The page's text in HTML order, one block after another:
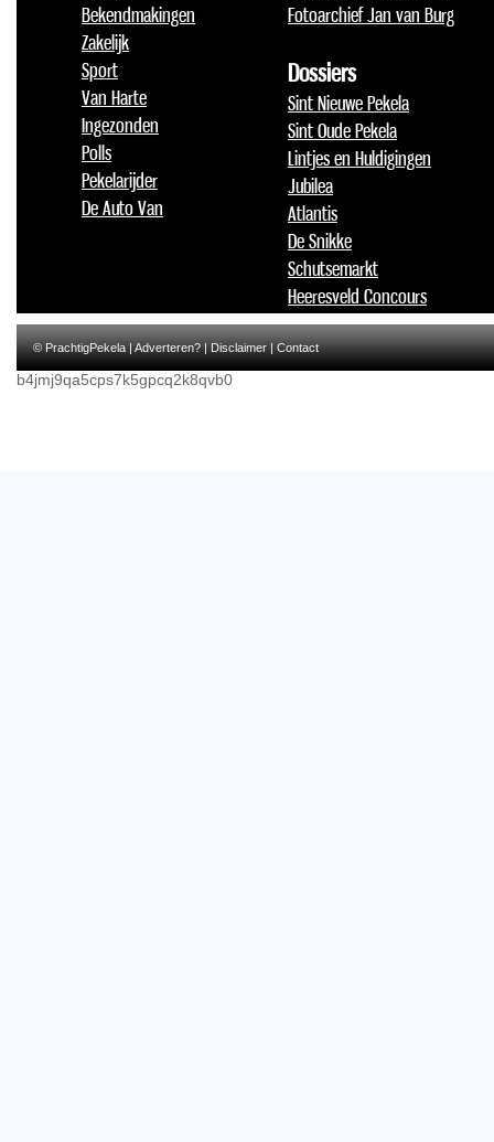
Bekendmakingen
Zakelijk
Sport
Van Harte
Ingezonden
Polls
Pekelarijder
De Auto Van
Fotoarchief Jan van Burg
Dossiers
Sint Nieuwe Pekela
Sint Oude Pekela
Lintjes en Huldigingen
Jubilea
Atlantis
De Snikke
Schutsemarkt
Heeresveld Concours
© PrachtigPekela |Adverteren?|Disclaimer|Contact
b4jmj9qa5cps7k5gpcq2k8qvb0